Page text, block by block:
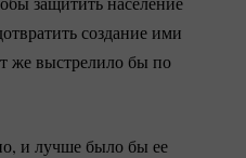
создание ими
же выстрелило бы по
и лучше было бы ее